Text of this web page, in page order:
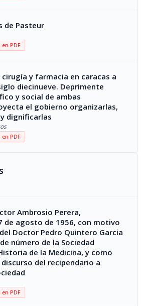
de Pasteur
PDF
y farmacia en caracas a
diecinueve. Deprimente
y social de ambas
el gobierno organizarlas,
dignificarlas
PDF
Ambrosio Perera,
de agosto de 1956, con motivo
Doctor Pedro Quintero Garcia
número de la Sociedad
de la Medicina, y como
del recipendario a
PDF